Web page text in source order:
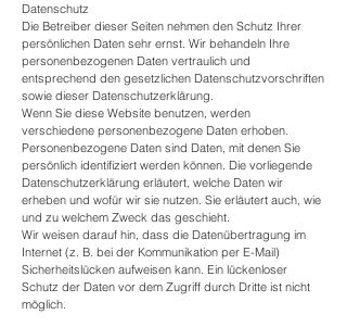
Datenschutz
Die Betreiber dieser Seiten nehmen den Schutz Ihrer
persönlichen Daten sehr ernst. Wir behandeln Ihre
personenbezogenen Daten vertraulich und
entsprechend den gesetzlichen Datenschutzvorschriften
sowie dieser Datenschutzerklärung.
Wenn Sie diese Website benutzen, werden
verschiedene personenbezogene Daten erhoben.
Personenbezogene Daten sind Daten, mit denen Sie
persönlich identifiziert werden können. Die vorliegende
Datenschutzerklärung erläutert, welche Daten wir
erheben und wofür wir sie nutzen. Sie erläutert auch, wie
und zu welchem Zweck das geschieht.
Wir weisen darauf hin, dass die Datenübertragung im
Internet (z. B. bei der Kommunikation per E-Mail)
Sicherheitslücken aufweisen kann. Ein lückenloser
Schutz der Daten vor dem Zugriff durch Dritte ist nicht
möglich.